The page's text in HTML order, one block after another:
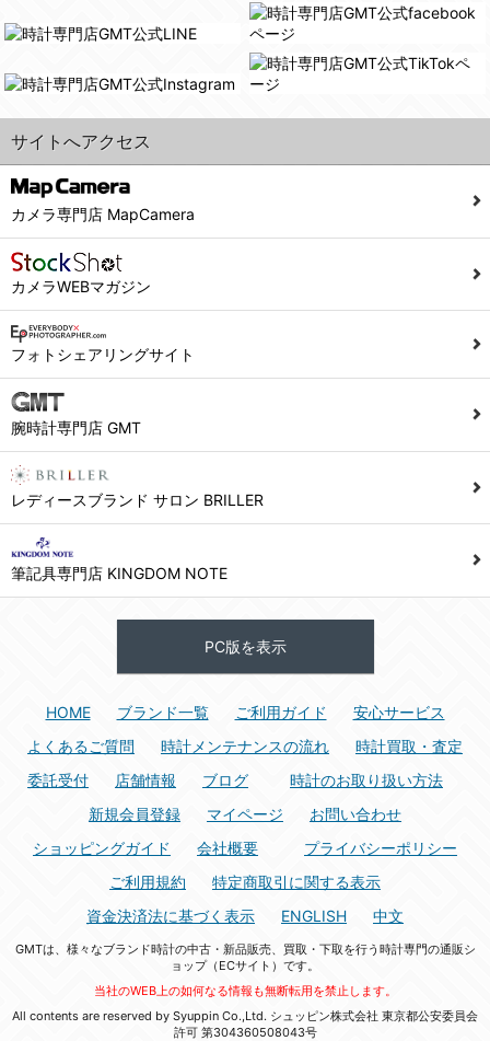
また利用者の統計的分析のため、または掲載された広告にクッキーを使用する場合があります。
シュッピン株式会社 個人情報相談窓口
Mail：privacy@syuppin.com (受付)
サイトへアクセス
カメラ専門店 MapCamera
カメラWEBマガジン
フォトシェアリングサイト
腕時計専門店 GMT
レディースブランド サロン BRILLER
筆記具専門店 KINGDOM NOTE
PC版を表示
HOME ブランド一覧 ご利用ガイド
安心サービス
よくあるご質問
時計メンテナンスの流れ
時計買取・査定
委託受付
店舗情報 ブログ
時計のお取り扱い方法
新規会員登録
マイページ
お問い合わせ
ショッピングガイド
会社概要
プライバシーポリシー
ご利用規約
特定商取引に関する表示
資金決済法に基づく表示
ENGLISH 中文
GMTは、様々なブランド時計の中古・新品販売、買取・下取を行う時計専門の通販シ
ョップ（ECサイト）です。
当社のWEB上の如何なる情報も無断転用を禁止します。
All contents are reserved by Syuppin Co.,Ltd. シュッピン株式会社 東京都公安委員会
許可 第304360508043号